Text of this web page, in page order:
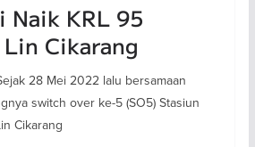
Naik KRL 95
Cikarang
28 Mei 2022 lalu bersamaan
switch over ke-5 (SO5) Stasiun
Cikarang